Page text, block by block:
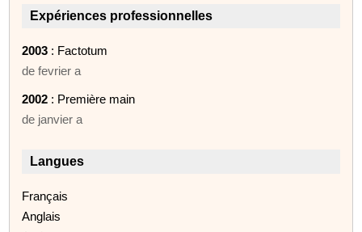
Expériences professionnelles
2003 : Factotum
de fevrier a
2002 : Première main
de janvier a
Langues
Français
Anglais